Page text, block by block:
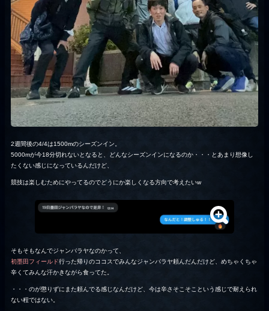
2週間後の4/4は1500mのシーズンイン。
5000mが今18分切れないとなると、どんなシーズンインになるのか・・・とあまり想像し
たくない感じになっているんだけど、
競技は楽しむためにやってるのでどうにか楽しくなる方向で考えたいw
そもそもなんでジャンバラヤなのかって、
初墨田フィールド行った帰りのココスでみんなジャンバラヤ頼んだんだけど、めちゃくちゃ
辛くてみんな汗かきながら食ってた。
・・・のが懲りずにまた頼んでる感じなんだけど、今は辛さそこそこという感じで耐えられ
ない程ではない。